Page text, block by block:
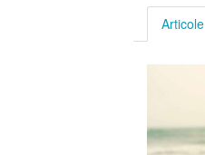
Articole